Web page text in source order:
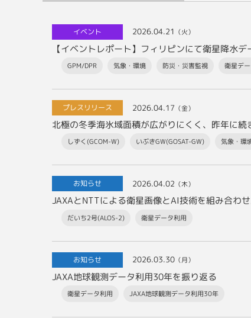
イベント 2026.04.21 （火）
GPM/DPR 気象・環境 防災・災害監視 衛星デ
プレスリリース 2026.04.17 （金）
しずく(GCOM-W) いぶきGW(GOSAT-GW) 気象・環
お知らせ 2026.04.02 （木）
JAXAとNTTによる衛星画像とAI技術を組み合わ
だいち2号(ALOS-2) 衛星データ利用
お知らせ 2026.03.30 （月）
JAXA地球観測データ利用30年を振り返る
衛星データ利用 JAXA地球観測データ利用30年